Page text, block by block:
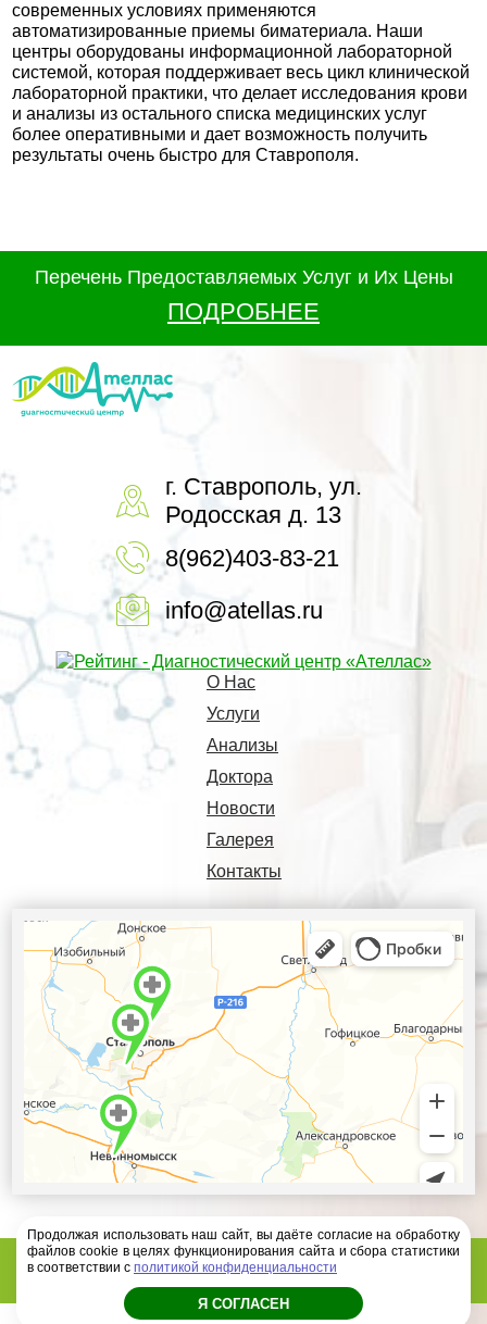
современных условиях применяются
автоматизированные приемы биматериала. Наши
центры оборудованы информационной лабораторной
системой, которая поддерживает весь цикл клинической
лабораторной практики, что делает исследования крови
и анализы из остального списка медицинских услуг
более оперативными и дает возможность получить
результаты очень быстро для Ставрополя.
Перечень Предоставляемых Услуг и Их Цены
ПОДРОБНЕЕ
г. Ставрополь, ул.
Родосская д. 13
8(962)403-83-21
info@atellas.ru
О Нас
Услуги
Анализы
Доктора
Новости
Галерея
Контакты
Диагностический центр Ателлас - 2026 год
Продолжая использовать наш сайт, вы даёте согласие на обработку
файлов cookie в целях функционирования сайта и сбора статистики
в соответствии с политикой конфиденциальности
Я СОГЛАСЕН